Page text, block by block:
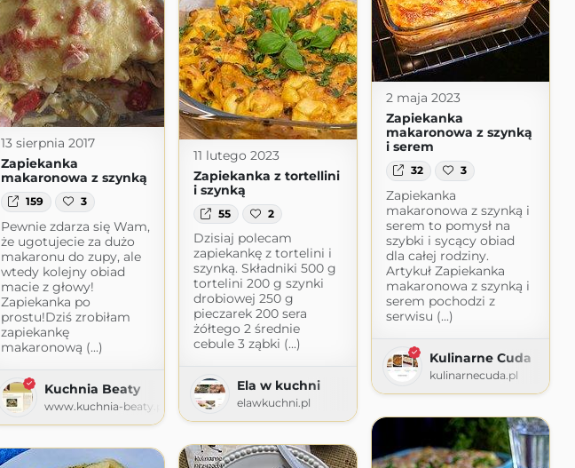
2 maja 2023
Zapiekanka
makaronowa z szynką
i serem
32 3
Zapiekanka
makaronowa z szynką i
serem to pomysł na
szybki i sycący obiad
dla całej rodziny.
Artykuł Zapiekanka
makaronowa z szynką i
serem pochodzi z
serwisu (...)
Kulinarne Cuda
kulinarnecuda.pl
13 sierpnia 2017
Zapiekanka
makaronowa z szynką
159 3
Pewnie zdarza się Wam,
że ugotujecie za dużo
makaronu do zupy, ale
wtedy kolejny obiad
macie z głowy!
Zapiekanka po
prostu!Dziś zrobiłam
zapiekankę
makaronową (...)
Kuchnia Beaty
www.kuchnia-beaty.pl
11 lutego 2023
Zapiekanka z tortellini
i szynką
55 2
Dzisiaj polecam
zapiekankę z tortelini i
szynką. Składniki 500 g
tortelini 200 g szynki
drobiowej 250 g
pieczarek 200 sera
żółtego 2 średnie
cebule 3 ząbki (...)
Ela w kuchni
elawkuchni.pl